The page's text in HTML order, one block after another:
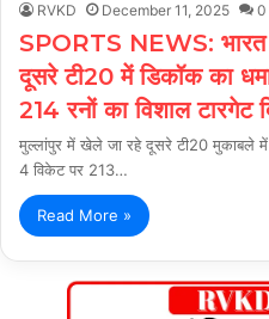
RVKD December 11, 2025 0
SPORTS NEWS: भारत
दूसरे टी20 में डिकॉक का
214 रनों का विशाल टारगेट
मुल्लांपुर में खेले जा रहे दूसरे टी20 मुकाबले
4 विकेट पर 213…
Read More »